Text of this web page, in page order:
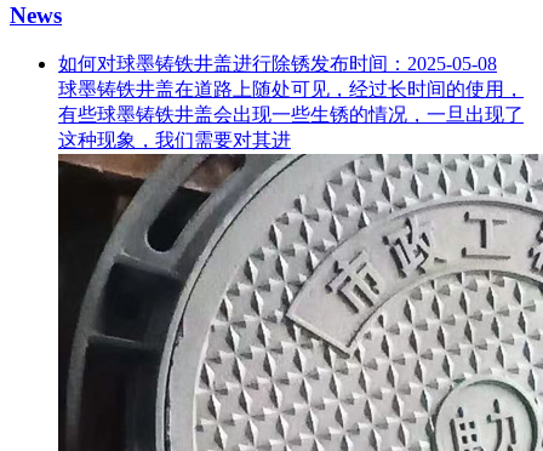
News
如何对球墨铸铁井盖进行除锈发布时间：2025-05-08
球墨铸铁井盖在道路上随处可见，经过长时间的使用，
有些球墨铸铁井盖会出现一些生锈的情况，一旦出现了
这种现象，我们需要对其进